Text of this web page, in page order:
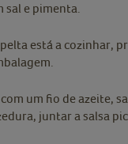
e pimenta.
está a cozinhar,
um fio de azeite,
juntar a salsa